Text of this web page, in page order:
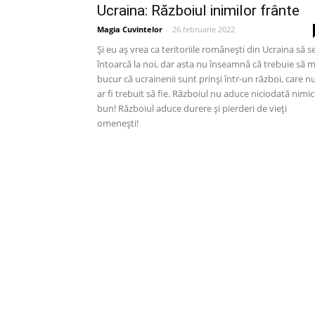
Ucraina: Războiul inimilor frânte
Magia Cuvintelor - 26 februarie 2022
Și eu aș vrea ca teritoriile românești din Ucraina să
întoarcă la noi, dar asta nu înseamnă că trebuie să
bucur că ucrainenii sunt prinși într-un război, care nu
ar fi trebuit să fie. Războiul nu aduce niciodată nimic
bun! Războiul aduce durere și pierderi de vieți
omenești!